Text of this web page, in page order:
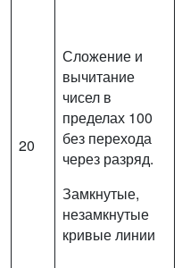
20
Сложение и
вычитание
чисел в
пределах 100
без перехода
через разряд.
Замкнутые,
незамкнутые
кривые линии